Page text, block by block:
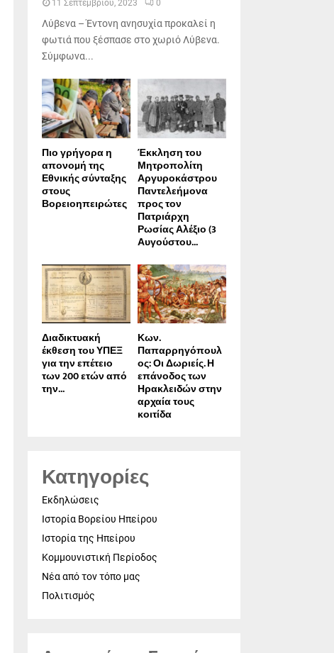
11 Σεπτεμβρίου, 2023 0
Λύβενα – Έντονη ανησυχία προκαλεί η
φωτιά που ξέσπασε στο χωριό Λύβενα.
Σύμφωνα...
Πιο γρήγορα η
απονοµή της
Εθνικής σύνταξης
στους
Βορειοηπειρώτες
Έκκληση του
Μητροπολίτη
Αργυροκάστρου
Παντελεήμονα
προς τον
Πατριάρχη
Ρωσίας Αλέξιο (3
Αυγούστου...
Διαδικτυακή
έκθεση του ΥΠΕΞ
για την επέτειο
των 200 ετών από
την...
Κων.
Παπαρρηγόπουλ
ος: Οι Δωριείς. Η
επάνοδος των
Ηρακλειδών στην
αρχαία τους
κοιτίδα
Κατηγορίες
Εκδηλώσεις
Ιστορία Βορείου Ηπείρου
Ιστορία της Ηπείρου
Κομμουνιστική Περίοδος
Νέα από τον τόπο μας
Πολιτισμός